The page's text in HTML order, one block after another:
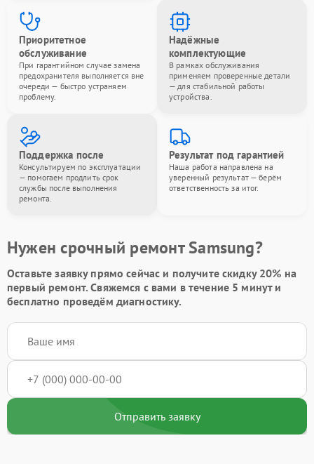
Приоритетное
обслуживание
При гарантийном случае замена
предохранителя выполняется вне
очереди — быстро устраняем
проблему.
Надёжные
комплектующие
В рамках обслуживания
применяем проверенные детали
— для стабильной работы
устройства.
Поддержка после
Консультируем по эксплуатации
— помогаем продлить срок
службы после выполнения
ремонта.
Результат под гарантией
Наша работа направлена на
уверенный результат — берём
ответственность за итог.
Нужен срочный ремонт Samsung?
Оставьте заявкупрямо сейчас и получите скидку 20% на
первый ремонт. Свяжемся с вами в течение 5 минут и
бесплатно проведём диагностику.
Отправить заявку